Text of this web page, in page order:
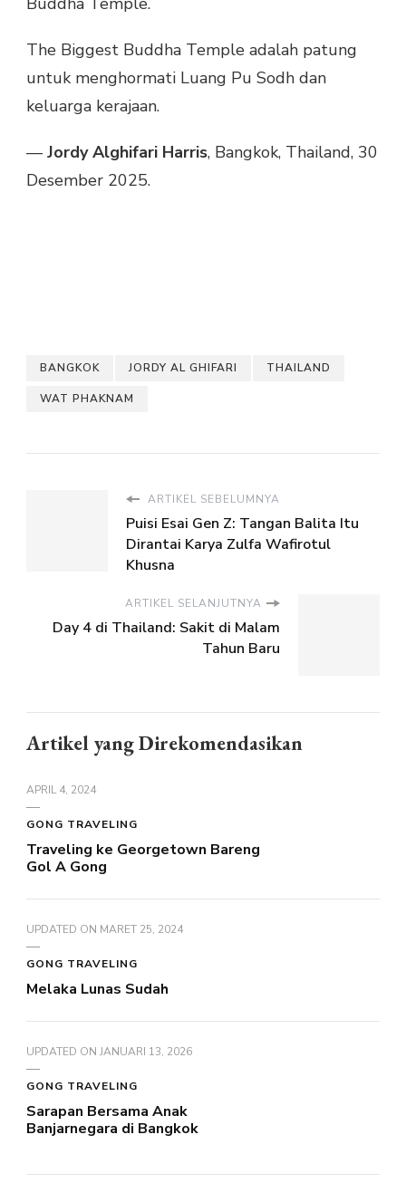
The Biggest Buddha Temple adalah patung
untuk menghormati Luang Pu Sodh dan
keluarga kerajaan.
— Jordy Alghifari Harris, Bangkok, Thailand, 30
Desember 2025.
BANGKOK JORDY AL GHIFARI THAILAND
WAT PHAKNAM
ARTIKEL SEBELUMNYA
Puisi Esai Gen Z: Tangan Balita Itu
Dirantai Karya Zulfa Wafirotul
Khusna
ARTIKEL SELANJUTNYA
Day 4 di Thailand: Sakit di Malam
Tahun Baru
Artikel yang Direkomendasikan
APRIL 4, 2024
GONG TRAVELING
Traveling ke Georgetown Bareng
Gol A Gong
UPDATED ON MARET 25, 2024
GONG TRAVELING
Melaka Lunas Sudah
UPDATED ON JANUARI 13, 2026
GONG TRAVELING
Sarapan Bersama Anak
Banjarnegara di Bangkok